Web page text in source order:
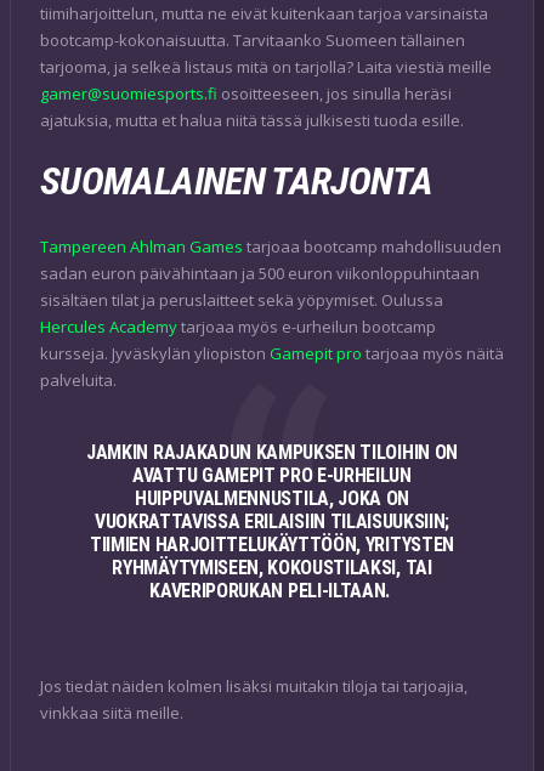
tiimiharjoittelun, mutta ne eivät kuitenkaan tarjoa varsinaista
bootcamp-kokonaisuutta. Tarvitaanko Suomeen tällainen
tarjooma, ja selkeä listaus mitä on tarjolla? Laita viestiä meille
gamer@suomiesports.fi osoitteeseen, jos sinulla heräsi
ajatuksia, mutta et halua niitä tässä julkisesti tuoda esille.
SUOMALAINEN TARJONTA
Tampereen Ahlman Games tarjoaa bootcamp mahdollisuuden
sadan euron päivähintaan ja 500 euron viikonloppuhintaan
sisältäen tilat ja peruslaitteet sekä yöpymiset. Oulussa
Hercules Academytarjoaa myös e-urheilun bootcamp
kursseja. Jyväskylän yliopiston Gamepit pro tarjoaa myös näitä
palveluita.
JAMKIN RAJAKADUN KAMPUKSEN TILOIHIN ON
AVATTU GAMEPIT PRO E-URHEILUN
HUIPPUVALMENNUSTILA, JOKA ON
VUOKRATTAVISSA ERILAISIIN TILAISUUKSIIN;
TIIMIEN HARJOITTELUKÄYTTÖÖN, YRITYSTEN
RYHMÄYTYMISEEN, KOKOUSTILAKSI, TAI
KAVERIPORUKAN PELI-ILTAAN.
Jos tiedät näiden kolmen lisäksi muitakin tiloja tai tarjoajia,
vinkkaa siitä meille.